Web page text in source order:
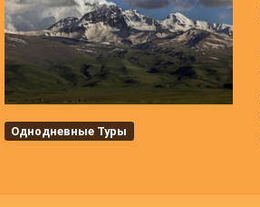
Однодневные Туры